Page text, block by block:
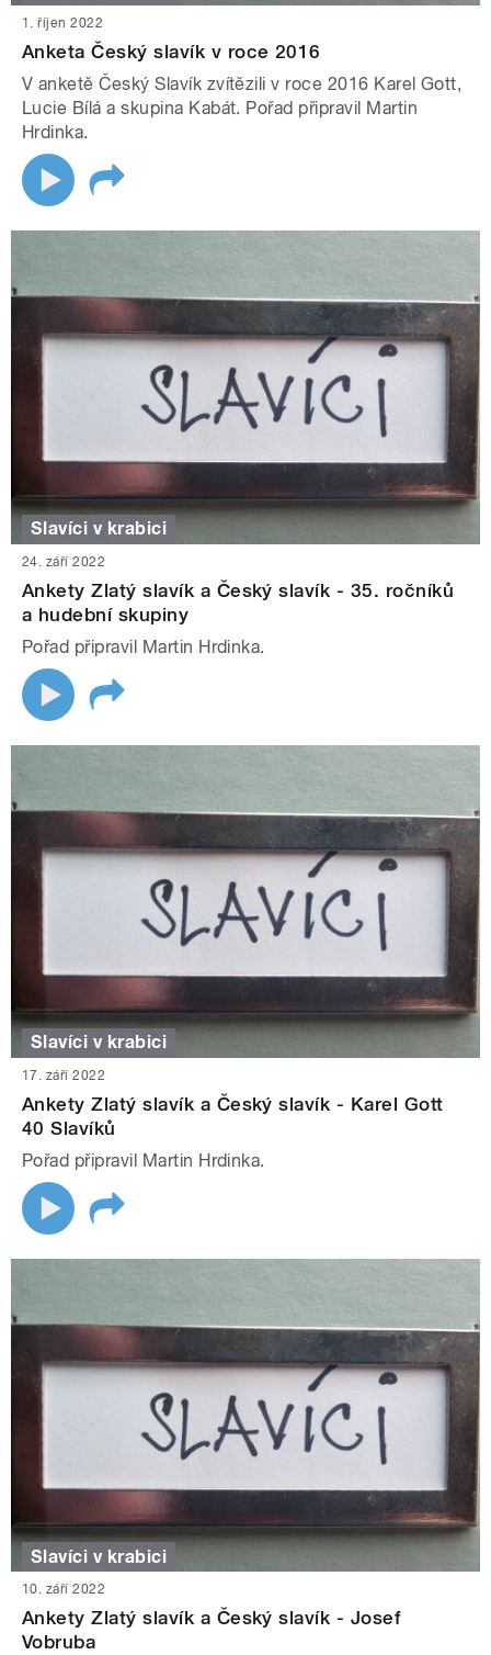
1. říjen 2022
Anketa Český slavík v roce 2016
V anketě Český Slavík zvítězili v roce 2016 Karel Gott,
Lucie Bílá a skupina Kabát. Pořad připravil Martin
Hrdinka.
Slavíci v krabici
24. září 2022
Ankety Zlatý slavík a Český slavík - 35. ročníků
a hudební skupiny
Pořad připravil Martin Hrdinka.
Slavíci v krabici
17. září 2022
Ankety Zlatý slavík a Český slavík - Karel Gott
40 Slavíků
Pořad připravil Martin Hrdinka.
Slavíci v krabici
10. září 2022
Ankety Zlatý slavík a Český slavík - Josef
Vobruba